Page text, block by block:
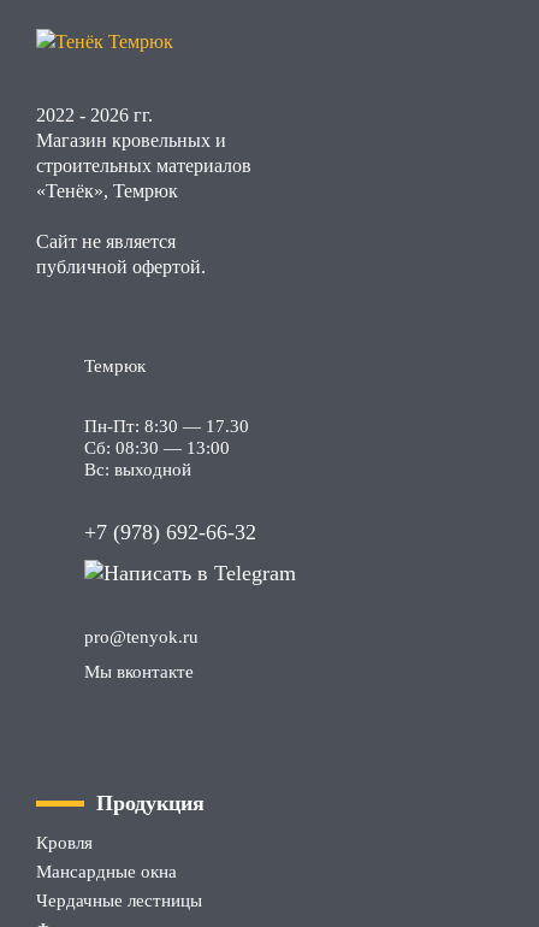
2022 - 2026 гг.
Магазин кровельных и
строительных материалов
«Тенёк», Темрюк
Сайт не является
публичной офертой.
Темрюк
Пн-Пт: 8:30 — 17.30
Сб: 08:30 — 13:00
Вс: выходной
+7 (978) 692-66-32
pro@tenyok.ru
Мы вконтакте
Продукция
Кровля
Мансардные окна
Чердачные лестницы